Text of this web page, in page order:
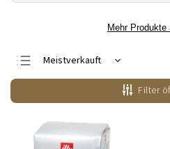
Mehr Produkte
Meistverkauft
Günstigste
Teuerste
Alphabetisch
Filter